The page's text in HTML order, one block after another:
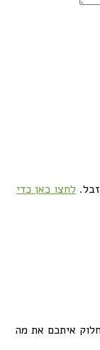
לחצו כאן כדי
איתכם את מה